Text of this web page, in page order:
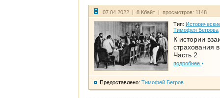
07.04.2022 | 8 Кбайт | просмотров: 1148
Тип:
Тимофея Бегрова
К истории
страхования
Часть 2
подробнее
Предоставлено: Тимофей Бегров